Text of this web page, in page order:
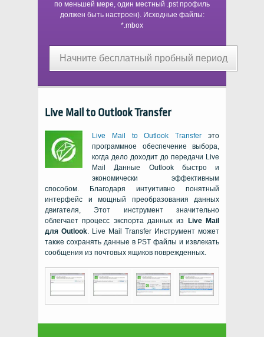
по меньшей мере, один местный .pstпрофиль
должен быть настроен). Исходные файлы:
*.mbox
Начните бесплатный пробный период
Live Mail to Outlook Transfer
Live Mail to Outlook Transfer это
программное обеспечение выбора,
когда дело доходит до передачи Live
Mail
Данные Outlookбыстро и
экономически эффективным
способом. Благодаря интуитивно понятный
интерфейс и мощный преобразования данных
двигателя, Этот инструмент значительно
облегчает процесс экспорта данных из
Live Mail
для Outlook. Live Mail Transfer Инструмент может
также сохранять данные в PST файлы и извлекать
сообщения из почтовых ящиков поврежденных.